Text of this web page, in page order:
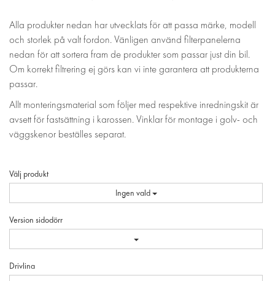
Alla produkter nedan har utvecklats för att passa märke, modell
och storlek på valt fordon. Vänligen använd filterpanelerna
nedan för att sortera fram de produkter som passar just din bil.
Om korrekt filtrering ej görs kan vi inte garantera att produkterna
passar.
Allt monteringsmaterial som följer med respektive inredningskit är
avsett för fastsättning i karossen. Vinklar för montage i golv- och
väggskenor beställes separat.
Välj produkt
Ingen vald
Version sidodörr
Drivlina